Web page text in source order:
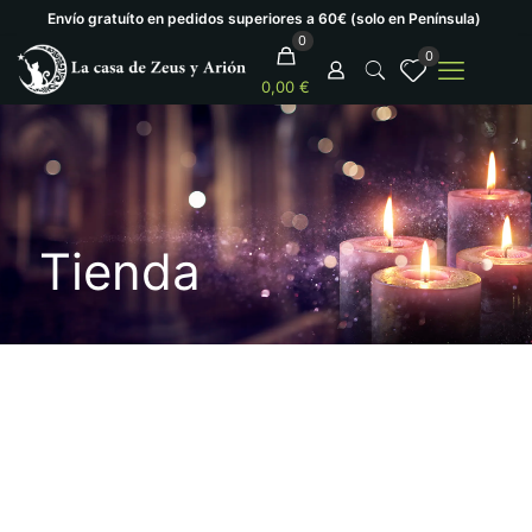
Envío gratuíto en pedidos superiores a 60€ (solo en Península)
0
0,00 €
0
Tienda